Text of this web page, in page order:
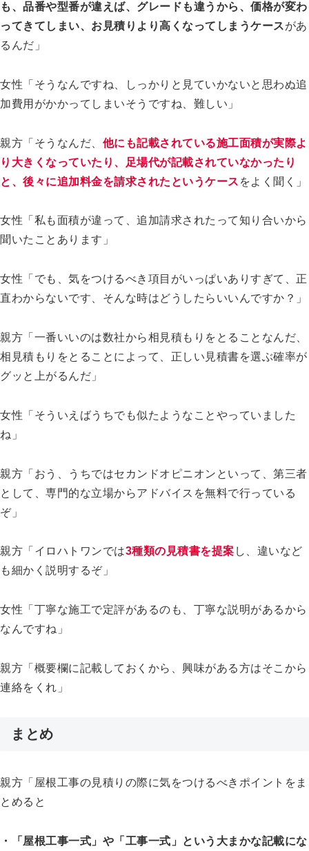
も、品番や型番が違えば、グレードも違うから、価格が変わ
ってきてしまい、お見積りより高くなってしまうケースがあ
るんだ」
女性「そうなんですね、しっかりと見ていかないと思わぬ追
加費用がかかってしまいそうですね、難しい」
親方「そうなんだ、 他にも記載されている施工面積が実際よ
り大きくなっていたり、足場代が記載されていなかったり
と、後々に追加料金を請求されたというケース をよく聞く」
女性「私も面積が違って、追加請求されたって知り合いから
聞いたことあります」
女性「でも、気をつけるべき項目がいっぱいありすぎて、正
直わからないです、そんな時はどうしたらいいんですか？」
親方「一番いいのは数社から相見積もりをとることなんだ、
相見積もりをとることによって、正しい見積書を選ぶ確率が
グッと上がるんだ」
女性「そういえばうちでも似たようなことやっていました
ね」
親方「おう、うちではセカンドオピニオンといって、第三者
として、専門的な立場からアドバイスを無料で行っている
ぞ」
親方「イロハトワンでは3種類の見積書を提案 し、違いなど
も細かく説明するぞ」
女性「丁寧な施工で定評があるのも、丁寧な説明があるから
なんですね」
親方「概要欄に記載しておくから、興味がある方はそこから
連絡をくれ」
まとめ
親方「屋根工事の見積りの際に気をつけるべきポイントをま
とめると
・「屋根工事一式」や「工事一式」という大まかな記載にな